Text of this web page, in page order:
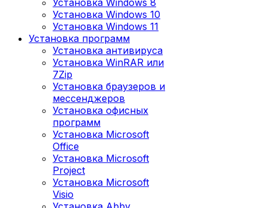
Установка Windows 8
Установка Windows 10
Установка Windows 11
Установка программ
Установка антивируса
Установка WinRAR или
7Zip
Установка браузеров и
мессенджеров
Установка офисных
программ
Установка Microsoft
Office
Установка Microsoft
Project
Установка Microsoft
Visio